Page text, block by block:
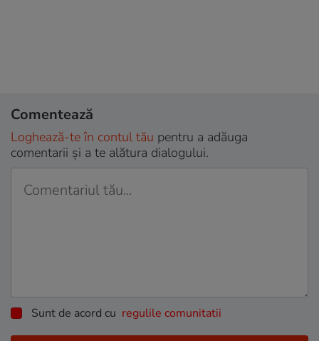
Comentează
Loghează-te în contul tău pentru a adăuga
comentarii și a te alătura dialogului.
Sunt de acord cu regulile comunitatii